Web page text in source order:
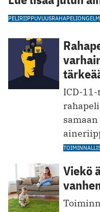
PELIRIIPPUVUUS
ICD-
Viekö